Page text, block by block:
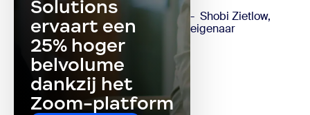
Solutions
ervaart een
25% hoger
belvolume
dankzij het
Zoom-platform
- Shobi Zietlow,
eigenaar